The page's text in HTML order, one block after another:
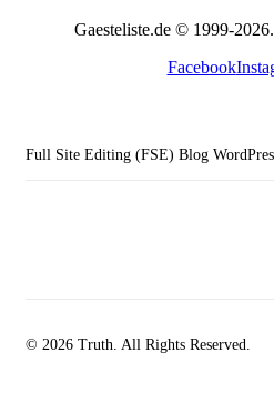
Gaesteliste.de © 1999-
Facebook
Full Site Editing (FSE) Blog
© 2026 Truth. All Rights Reserved.